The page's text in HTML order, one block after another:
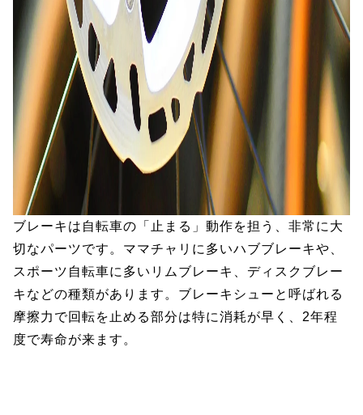
ブレーキは自転車の「止まる」動作を担う、非常に大
切なパーツです。ママチャリに多いハブブレーキや、
スポーツ自転車に多いリムブレーキ、ディスクブレー
キなどの種類があります。ブレーキシューと呼ばれる
摩擦力で回転を止める部分は特に消耗が早く、2年程
度で寿命が来ます。